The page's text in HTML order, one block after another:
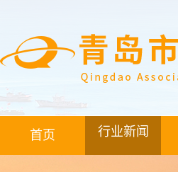
首页 行业新闻